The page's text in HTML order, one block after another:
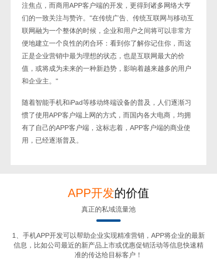
注焦点，而商用APP客户端的开发，更得到诸多网络大亨
们的一致关注与赞许。"在传统广告、传统互联网与移动互
联网融为一个整体的时候，企业和用户之间将可以非常方
便地建立一个良性的闭合环：看到你了解你记住你，而这
正是企业营销中最为理想的状态，也是互联网最大的价
值，或将成为未来的一种新趋势，影响着越来越多的用户
和企业主。"
随着智能手机和iPad等移动终端设备的普及，人们逐渐习
惯了使用APP客户端上网的方式，而国内各大电商，均拥
有了自己的APP客户端，这标志着，APP客户端的商业使
用，已经逐渐普及。
APP开发的价值
真正的私域流量池
1、手机APP开发可以帮助企业实现精准营销，APP将企业的最新
信息，比如公司最近的新产品上市或优惠促销活动等信息快速精
准的传达给目标客户！